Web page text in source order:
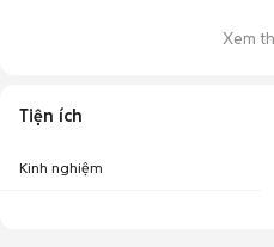
Xem
Tiện ích
Kinh nghiệm